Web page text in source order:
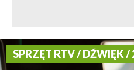
SPRZĘT RTV / DŹWIĘK